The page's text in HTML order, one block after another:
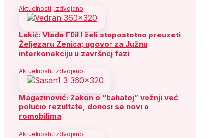
Aktuelnosti, Izdvojeno
Lakić: Vlada FBiH želi stopostotno preuzeti
Željezaru Zenica; ugovor za Južnu
interkonekciju u završnoj fazi
Aktuelnosti, Izdvojeno
Magazinović: Zakon o “bahatoj” vožnji već
polučio rezultate, donosi se novi o
romobilima
Aktuelnosti, Izdvojeno